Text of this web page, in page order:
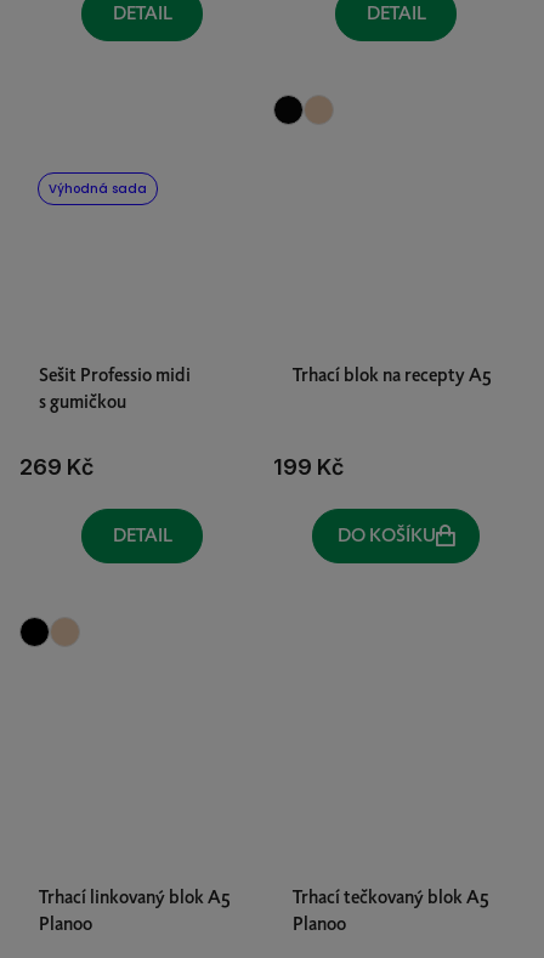
DETAIL DETAIL
Výhodná sada
Sešit Professio midi
s gumičkou
269 Kč
DETAIL
Trhací blok na recepty A5
199 Kč
DO KOŠÍKU
Trhací linkovaný blok A5
Planoo
Trhací tečkovaný blok A5
Planoo